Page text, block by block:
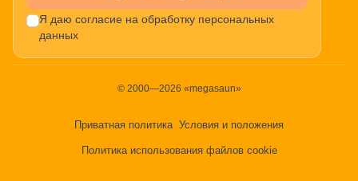
Я даю согласие на обработку персональных
данных
© 2000—2026 «megasaun»
Приватная политика Условия и положения
Политика использования файлов cookie